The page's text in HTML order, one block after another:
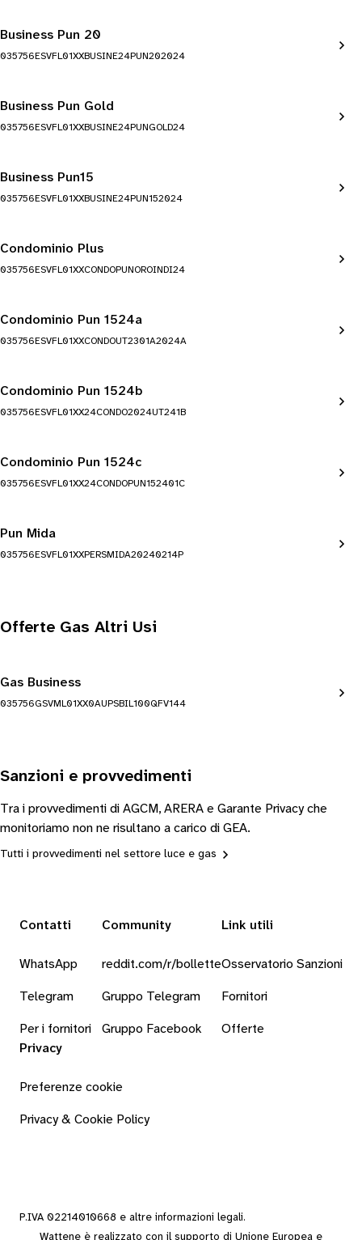
Business Pun 20
035756ESVFL01XXBUSINE24PUN202024
Business Pun Gold
035756ESVFL01XXBUSINE24PUNGOLD24
Business Pun15
035756ESVFL01XXBUSINE24PUN152024
Condominio Plus
035756ESVFL01XXCONDOPUNOROINDI24
Condominio Pun 1524a
035756ESVFL01XXCONDOUT2301A2024A
Condominio Pun 1524b
035756ESVFL01XX24CONDO2024UT241B
Condominio Pun 1524c
035756ESVFL01XX24CONDOPUN152401C
Pun Mida
035756ESVFL01XXPERSMIDA20240214P
Offerte Gas Altri Usi
Gas Business
035756GSVML01XX0AUPSBIL100QFV144
Sanzioni e provvedimenti
Tra i provvedimenti di AGCM, ARERA e Garante Privacy che
monitoriamo non ne risultano a carico di GEA.
Tutti i provvedimenti nel settore luce e gas
Contatti
WhatsApp
Telegram
Per i fornitori
Community
reddit.com/r/bollette
Gruppo Telegram
Gruppo Facebook
Link utili
Osservatorio Sanzioni
Fornitori
Offerte
Privacy
Preferenze cookie
Privacy & Cookie Policy
P.IVA 02214010668 e altre informazioni legali.
Wattene è realizzato con il supporto di Unione Europea e